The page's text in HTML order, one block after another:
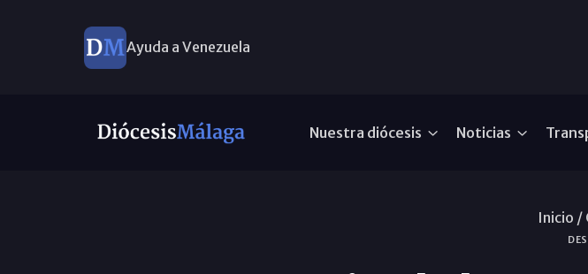
Ayuda a Venezuela
Nuestra diócesis Noticias
Inicio /